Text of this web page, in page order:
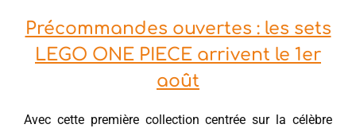
Précommandes ouvertes : les sets
LEGO ONE PIECE arrivent le 1er
août
Avec cette première collection centrée sur la célèbre